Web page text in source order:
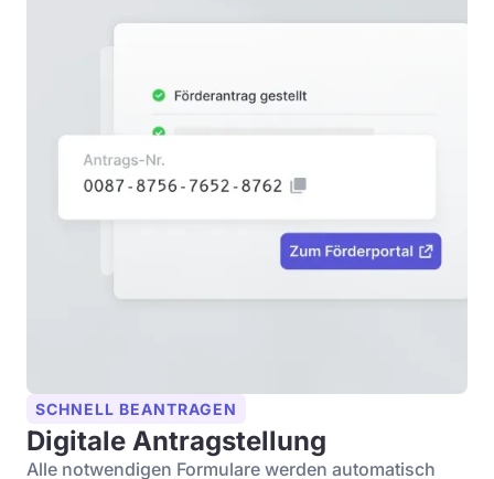
SCHNELL BEANTRAGEN
Digitale Antragstellung
Alle notwendigen Formulare werden automatisch